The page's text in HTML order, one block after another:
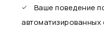
Ваше поведение
автоматизированных